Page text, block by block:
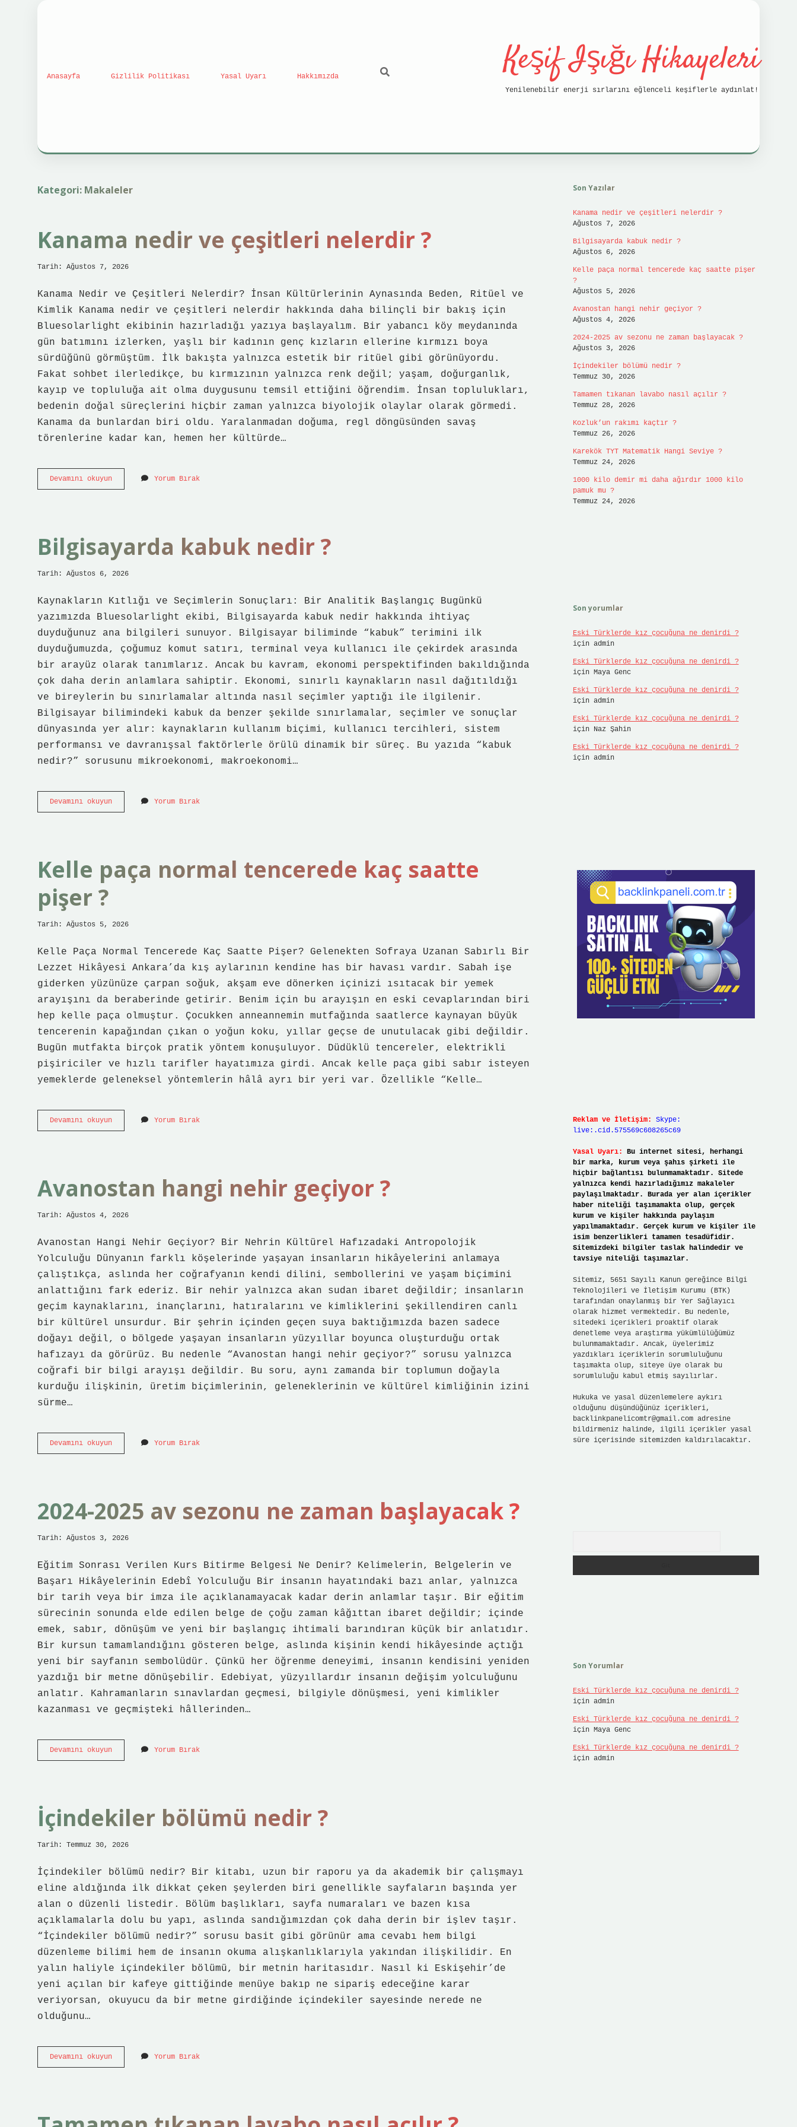
Anasayfa Gizlilik Politikası Yasal Uyarı Hakkımızda Keşif Işığı Hikayeleri
Yenilenebilir enerji sırlarını eğlenceli keşiflerle aydınlat!
Kategori: Makaleler
Kanama nedir ve çeşitleri nelerdir ?
Tarih: Ağustos 7, 2026
Kanama Nedir ve Çeşitleri Nelerdir? İnsan Kültürlerinin Aynasında Beden, Ritüel ve
Kimlik Kanama nedir ve çeşitleri nelerdir hakkında daha bilinçli bir bakış için
Bluesolarlight ekibinin hazırladığı yazıya başlayalım. Bir yabancı köy meydanında
gün batımını izlerken, yaşlı bir kadının genç kızların ellerine kırmızı boya
sürdüğünü görmüştüm. İlk bakışta yalnızca estetik bir ritüel gibi görünüyordu.
Fakat sohbet ilerledikçe, bu kırmızının yalnızca renk değil; yaşam, doğurganlık,
kayıp ve topluluğa ait olma duygusunu temsil ettiğini öğrendim. İnsan toplulukları,
bedenin doğal süreçlerini hiçbir zaman yalnızca biyolojik olaylar olarak görmedi.
Kanama da bunlardan biri oldu. Yaralanmadan doğuma, regl döngüsünden savaş
törenlerine kadar kan, hemen her kültürde…
Devamını okuyunKanama
nedir
Yorum Bırak
Bilgisayarda kabuk nedir ?
Tarih: Ağustos 6, 2026
Kaynakların Kıtlığı ve Seçimlerin Sonuçları: Bir Analitik Başlangıç Bugünkü
yazımızda Bluesolarlight ekibi, Bilgisayarda kabuk nedir hakkında ihtiyaç
duyduğunuz ana bilgileri sunuyor. Bilgisayar biliminde “kabuk” terimini ilk
duyduğumuzda, çoğumuz komut satırı, terminal veya kullanıcı ile çekirdek arasında
bir arayüz olarak tanımlarız. Ancak bu kavram, ekonomi perspektifinden bakıldığında
çok daha derin anlamlara sahiptir. Ekonomi, sınırlı kaynakların nasıl dağıtıldığı
ve bireylerin bu sınırlamalar altında nasıl seçimler yaptığı ile ilgilenir.
Bilgisayar bilimindeki kabuk da benzer şekilde sınırlamalar, seçimler ve sonuçlar
dünyasında yer alır: kaynakların kullanım biçimi, kullanıcı tercihleri, sistem
performansı ve davranışsal faktörlerle örülü dinamik bir süreç. Bu yazıda “kabuk
nedir?” sorusunu mikroekonomi, makroekonomi…
Devamını okuyunBilgisayarda
kabuk
Yorum Bırak
Kelle paça normal tencerede kaç saatte
pişer ?
Tarih: Ağustos 5, 2026
Kelle Paça Normal Tencerede Kaç Saatte Pişer? Gelenekten Sofraya Uzanan Sabırlı Bir
Lezzet Hikâyesi Ankara’da kış aylarının kendine has bir havası vardır. Sabah işe
giderken yüzünüze çarpan soğuk, akşam eve dönerken içinizi ısıtacak bir yemek
arayışını da beraberinde getirir. Benim için bu arayışın en eski cevaplarından biri
hep kelle paça olmuştur. Çocukken anneannemin mutfağında saatlerce kaynayan büyük
tencerenin kapağından çıkan o yoğun koku, yıllar geçse de unutulacak gibi değildir.
Bugün mutfakta birçok pratik yöntem konuşuluyor. Düdüklü tencereler, elektrikli
pişiriciler ve hızlı tarifler hayatımıza girdi. Ancak kelle paça gibi sabır isteyen
yemeklerde geleneksel yöntemlerin hâlâ ayrı bir yeri var. Özellikle “Kelle…
Devamını okuyunKelle
paça
pişer
?
Yorum Bırak
Avanostan hangi nehir geçiyor ?
Tarih: Ağustos 4, 2026
Avanostan Hangi Nehir Geçiyor? Bir Nehrin Kültürel Hafızadaki Antropolojik
Yolculuğu Dünyanın farklı köşelerinde yaşayan insanların hikâyelerini anlamaya
çalıştıkça, aslında her coğrafyanın kendi dilini, sembollerini ve yaşam biçimini
anlattığını fark ederiz. Bir nehir yalnızca akan sudan ibaret değildir; insanların
geçim kaynaklarını, inançlarını, hatıralarını ve kimliklerini şekillendiren canlı
bir kültürel unsurdur. Bir şehrin içinden geçen suya baktığımızda bazen sadece
doğayı değil, o bölgede yaşayan insanların yüzyıllar boyunca oluşturduğu ortak
hafızayı da görürüz. Bu nedenle “Avanostan hangi nehir geçiyor?” sorusu yalnızca
coğrafi bir bilgi arayışı değildir. Bu soru, aynı zamanda bir toplumun doğayla
kurduğu ilişkinin, üretim biçimlerinin, geleneklerinin ve kültürel kimliğinin izini
sürme…
Devamını okuyunAvanostan
hangi
Yorum Bırak
2024-2025 av sezonu ne zaman başlayacak ?
Tarih: Ağustos 3, 2026
Eğitim Sonrası Verilen Kurs Bitirme Belgesi Ne Denir? Kelimelerin, Belgelerin ve
Başarı Hikâyelerinin Edebî Yolculuğu Bir insanın hayatındaki bazı anlar, yalnızca
bir tarih veya bir imza ile açıklanamayacak kadar derin anlamlar taşır. Bir eğitim
sürecinin sonunda elde edilen belge de çoğu zaman kâğıttan ibaret değildir; içinde
emek, sabır, dönüşüm ve yeni bir başlangıç ihtimali barındıran küçük bir anlatıdır.
Bir kursun tamamlandığını gösteren belge, aslında kişinin kendi hikâyesinde açtığı
yeni bir sayfanın sembolüdür. Çünkü her öğrenme deneyimi, insanın kendisini yeniden
yazdığı bir metne dönüşebilir. Edebiyat, yüzyıllardır insanın değişim yolculuğunu
anlatır. Kahramanların sınavlardan geçmesi, bilgiyle dönüşmesi, yeni kimlikler
kazanması ve geçmişteki hâllerinden…
Devamını okuyun2024-
2025
başlayacak
?
Yorum Bırak
İçindekiler bölümü nedir ?
Tarih: Temmuz 30, 2026
İçindekiler bölümü nedir? Bir kitabı, uzun bir raporu ya da akademik bir çalışmayı
eline aldığında ilk dikkat çeken şeylerden biri genellikle sayfaların başında yer
alan o düzenli listedir. Bölüm başlıkları, sayfa numaraları ve bazen kısa
açıklamalarla dolu bu yapı, aslında sandığımızdan çok daha derin bir işlev taşır.
“İçindekiler bölümü nedir?” sorusu basit gibi görünür ama cevabı hem bilgi
düzenleme bilimi hem de insanın okuma alışkanlıklarıyla yakından ilişkilidir. En
yalın haliyle içindekiler bölümü, bir metnin haritasıdır. Nasıl ki Eskişehir’de
yeni açılan bir kafeye gittiğinde menüye bakıp ne sipariş edeceğine karar
veriyorsan, okuyucu da bir metne girdiğinde içindekiler sayesinde nerede ne
olduğunu…
Devamını okuyunİçindekiler
bölümü
Yorum Bırak
Son Yazılar
Kanama nedir ve çeşitleri nelerdir ?
Ağustos 7, 2026
Bilgisayarda kabuk nedir ?
Ağustos 6, 2026
Kelle paça normal tencerede kaç saatte pişer
?
Ağustos 5, 2026
Avanostan hangi nehir geçiyor ?
Ağustos 4, 2026
2024-2025 av sezonu ne zaman başlayacak ?
Ağustos 3, 2026
İçindekiler bölümü nedir ?
Temmuz 30, 2026
Tamamen tıkanan lavabo nasıl açılır ?
Temmuz 28, 2026
Kozluk’un rakımı kaçtır ?
Temmuz 26, 2026
Karekök TYT Matematik Hangi Seviye ?
Temmuz 24, 2026
1000 kilo demir mi daha ağırdır 1000 kilo
pamuk mu ?
Temmuz 24, 2026
Son yorumlar
Eski Türklerde kız çocuğuna ne denirdi ?
için admin
Eski Türklerde kız çocuğuna ne denirdi ?
için Maya Genc
Eski Türklerde kız çocuğuna ne denirdi ?
için admin
Eski Türklerde kız çocuğuna ne denirdi ?
için Naz Şahin
Eski Türklerde kız çocuğuna ne denirdi ?
için admin
Reklam ve İletişim:
Skype:
live:.cid.575569c608265c69
Yasal Uyarı:
Bu internet sitesi, herhangi
bir marka, kurum veya şahıs şirketi ile
hiçbir bağlantısı bulunmamaktadır. Sitede
yalnızca kendi hazırladığımız makaleler
paylaşılmaktadır. Burada yer alan içerikler
haber niteliği taşımamakta olup, gerçek
kurum ve kişiler hakkında paylaşım
yapılmamaktadır. Gerçek kurum ve kişiler ile
isim benzerlikleri tamamen tesadüfidir.
Sitemizdeki bilgiler taslak halindedir ve
tavsiye niteliği taşımazlar.
Sitemiz, 5651 Sayılı Kanun gereğince Bilgi
Teknolojileri ve İletişim Kurumu (BTK)
tarafından onaylanmış bir Yer Sağlayıcı
olarak hizmet vermektedir. Bu nedenle,
sitedeki içerikleri proaktif olarak
denetleme veya araştırma yükümlülüğümüz
bulunmamaktadır. Ancak, üyelerimiz
yazdıkları içeriklerin sorumluluğunu
taşımakta olup, siteye üye olarak bu
sorumluluğu kabul etmiş sayılırlar.
Hukuka ve yasal düzenlemelere aykırı
olduğunu düşündüğünüz içerikleri,
backlinkpanelicomtr@gmail.comadresine
bildirmeniz halinde, ilgili içerikler yasal
süre içerisinde sitemizden kaldırılacaktır.
Son Yorumlar
Eski Türklerde kız çocuğuna ne denirdi ?
için admin
Eski Türklerde kız çocuğuna ne denirdi ?
için Maya Genc
Eski Türklerde kız çocuğuna ne denirdi ?
için admin